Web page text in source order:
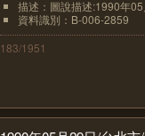
描述：圖說描述:1990年
資料識別：B-006-2859
183/1951